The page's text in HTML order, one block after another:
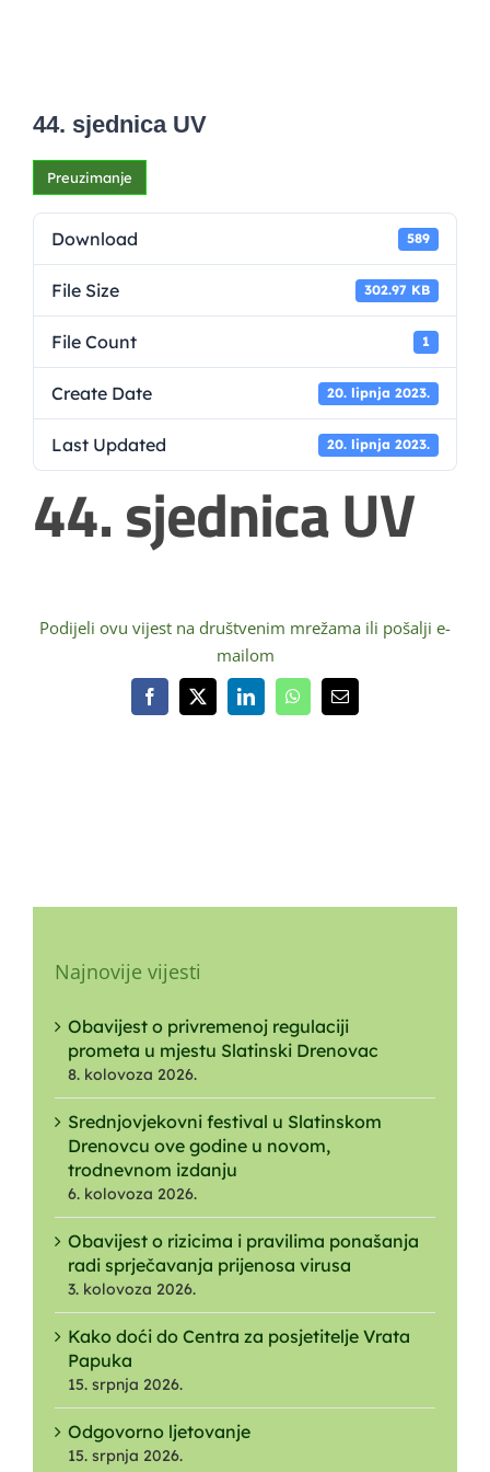
44. sjednica UV
Preuzimanje
Download 589
File Size 302.97 KB
File Count 1
Create Date 20. lipnja 2023.
Last Updated 20. lipnja 2023.
44. sjednica UV
Podijeli ovu vijest na društvenim mrežama ili pošalji e-
mailom
Facebook
X LinkedInWhatsAppEmail:
Najnovije vijesti
Obavijest o privremenoj regulaciji
prometa u mjestu Slatinski Drenovac
8. kolovoza 2026.
Srednjovjekovni festival u Slatinskom
Drenovcu ove godine u novom,
trodnevnom izdanju
6. kolovoza 2026.
Obavijest o rizicima i pravilima ponašanja
radi sprječavanja prijenosa virusa
3. kolovoza 2026.
Kako doći do Centra za posjetitelje Vrata
Papuka
15. srpnja 2026.
Odgovorno ljetovanje
15. srpnja 2026.